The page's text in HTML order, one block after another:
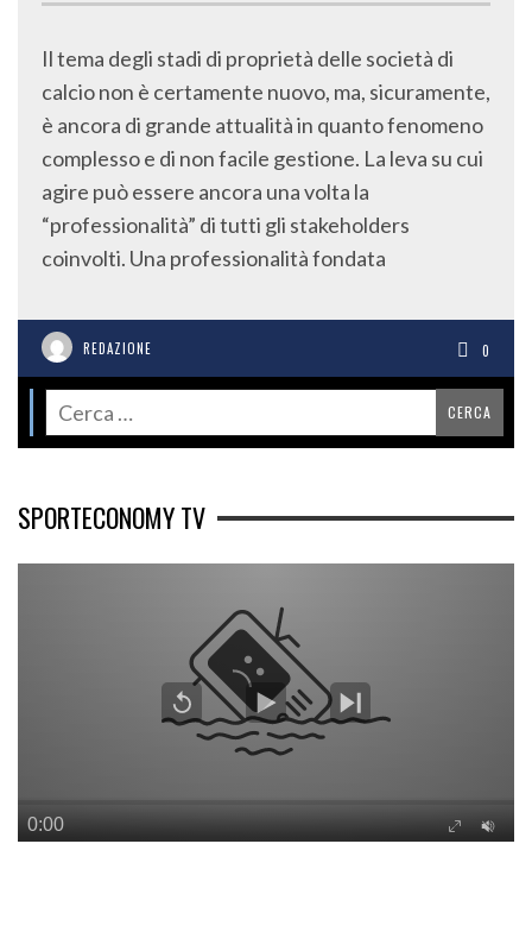
Il tema degli stadi di proprietà delle società di
calcio non è certamente nuovo, ma, sicuramente,
è ancora di grande attualità in quanto fenomeno
complesso e di non facile gestione. La leva su cui
agire può essere ancora una volta la
“professionalità” di tutti gli stakeholders
coinvolti. Una professionalità fondata
REDAZIONE 0
SPORTECONOMY TV